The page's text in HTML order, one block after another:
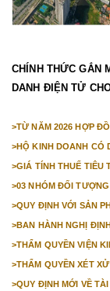
CHÍNH THỨC GẮN
DANH ĐIỆN TỬ
>TỪ NĂM 2026 HỢP
VĂN BẢN GIẤY
>HỘ KINH DOANH CÓ
NỘP THUẾ GIÁ TRỊ
>GIÁ TÍNH THUẾ TIÊU
NƯỚC NĂM 2026
>03 NHÓM ĐỐI
>QUY ĐỊNH VỚI SẢN
CHỌN NHÀ THẦU TỪ
>BAN HÀNH NGHỊ
TRƯỚC 01/01/2026
>THẨM QUYỀN VIỆN
ÁN DÂN SỰ CÔNG ÍCH
>THẨM QUYỀN XÉT
CẤP TỈNH TỪ NĂM
>QUY ĐỊNH MỚI VỀ